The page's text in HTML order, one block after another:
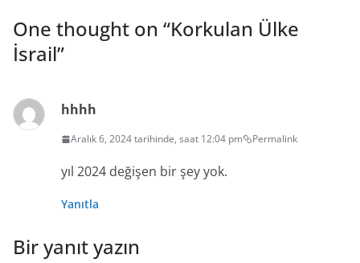
One thought on “Korkulan Ülke
İsrail”
hhhh
Aralık 6, 2024 tarihinde, saat 12:04 pm Permalink
yıl 2024 değişen bir şey yok.
Yanıtla
Bir yanıt yazın